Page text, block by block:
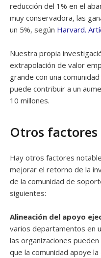
reducción del 1% en el
muy conservadora, las
un 5%, según Harvard.
Nuestra propia
extrapolación de valor
grande con una
puede contribuir a un
10 millones.
Otros
Hay otros factores
mejorar el retorno de la
de la comunidad de
siguientes:
Alineación del apoyo
varios departamentos en
las organizaciones
que la comunidad apoye